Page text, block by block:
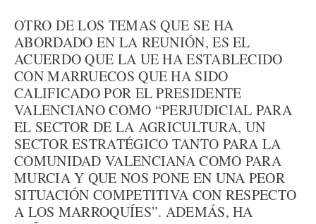
OTRO DE LOS TEMAS QUE SE HA
ABORDADO EN LA REUNIÓN, ES EL
ACUERDO QUE LA UE HA ESTABLECIDO
CON MARRUECOS QUE HA SIDO
CALIFICADO POR EL PRESIDENTE
VALENCIANO COMO “PERJUDICIAL PARA
EL SECTOR DE LA AGRICULTURA, UN
SECTOR ESTRATÉGICO TANTO PARA LA
COMUNIDAD VALENCIANA COMO PARA
MURCIA Y QUE NOS PONE EN UNA PEOR
SITUACIÓN COMPETITIVA CON RESPECTO
A LOS MARROQUÍES”. ADEMÁS, HA